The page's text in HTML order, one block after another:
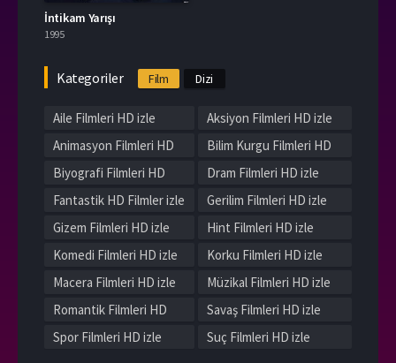
İntikam Yarışı
1995
Kategoriler Film Dizi
Aile Filmleri HD izle
Aksiyon Filmleri HD izle
Animasyon Filmleri HD
izle
Bilim Kurgu Filmleri HD
izle
Biyografi Filmleri HD
izle
Dram Filmleri HD izle
Fantastik HD Filmler izle
Gerilim Filmleri HD izle
Gizem Filmleri HD izle
Hint Filmleri HD izle
Komedi Filmleri HD izle
Korku Filmleri HD izle
Macera Filmleri HD izle
Müzikal Filmleri HD izle
Romantik Filmleri HD
izle
Savaş Filmleri HD izle
Spor Filmleri HD izle
Suç Filmleri HD izle